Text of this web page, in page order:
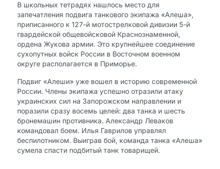
В школьных тетрадях нашлось место для
запечатления подвига танкового экипажа «Алеша»,
приписанного к 127-й мотострелковой дивизии 5-й
гвардейской общевойсковой Краснознаменной,
ордена Жукова армии. Это крупнейшее соединение
сухопутных войск России в Восточном военном
округе располагается в Приморье.
Подвиг «Алеши» уже вошел в историю современной
России. Члены экипажа успешно отразили атаку
украинских сил на Запорожском направлении и
поразили сразу восемь целей: два танка и шесть
бронемашин противника. Александр Леваков
командовал боем. Илья Гаврилов управлял
беспилотником. Выиграв бой, команда танка «Алеша»
сумела спасти подбитый танк товарищей.